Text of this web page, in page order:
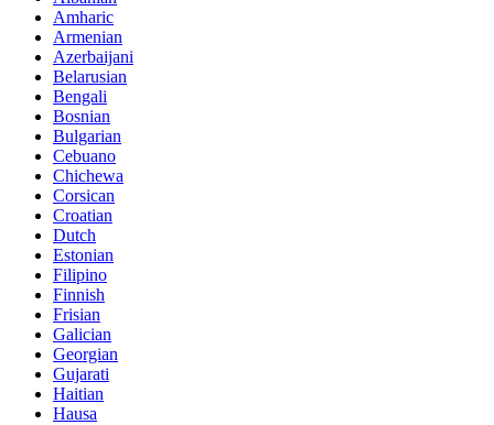
Amharic
Armenian
Azerbaijani
Belarusian
Bengali
Bosnian
Bulgarian
Cebuano
Chichewa
Corsican
Croatian
Dutch
Estonian
Filipino
Finnish
Frisian
Galician
Georgian
Gujarati
Haitian
Hausa